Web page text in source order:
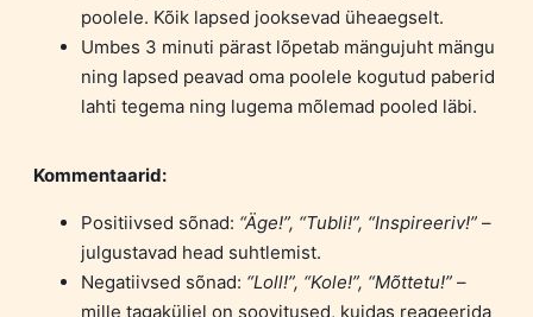
poolele. Kõik lapsed jooksevad üheaegselt.
Umbes 3 minuti pärast lõpetab mängujuht mängu
ning lapsed peavad oma poolele kogutud paberid
lahti tegema ning lugema mõlemad pooled läbi.
Kommentaarid:
Positiivsed sõnad: “Äge!”, “Tubli!”, “Inspireeriv!” –
julgustavad head suhtlemist.
Negatiivsed sõnad: “Loll!”, “Kole!”, “Mõttetu!” –
mille tagaküljel on soovitused, kuidas reageerida